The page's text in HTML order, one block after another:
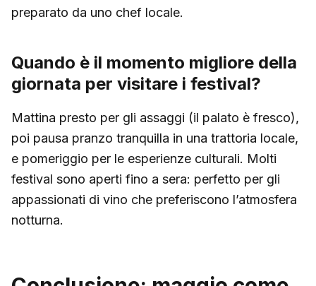
preparato da uno chef locale.
Quando è il momento migliore della
giornata per visitare i festival?
Mattina presto per gli assaggi (il palato è fresco),
poi pausa pranzo tranquilla in una trattoria locale,
e pomeriggio per le esperienze culturali. Molti
festival sono aperti fino a sera: perfetto per gli
appassionati di vino che preferiscono l’atmosfera
notturna.